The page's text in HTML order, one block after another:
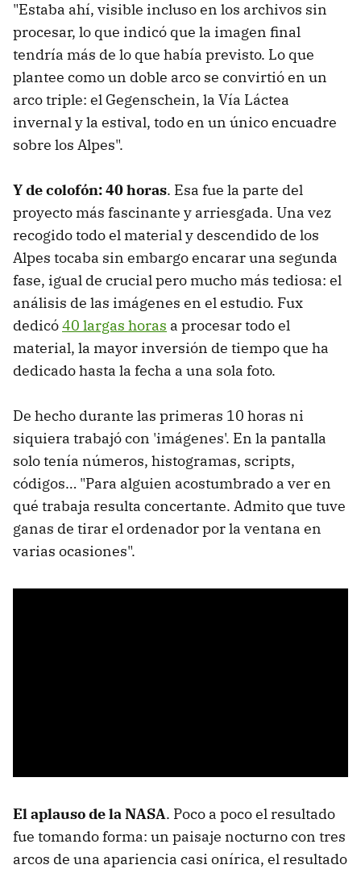
"Estaba ahí, visible incluso en los archivos sin
procesar, lo que indicó que la imagen final
tendría más de lo que había previsto. Lo que
plantee como un doble arco se convirtió en un
arco triple: el Gegenschein, la Vía Láctea
invernal y la estival, todo en un único encuadre
sobre los Alpes".
Y de colofón: 40 horas. Esa fue la parte del
proyecto más fascinante y arriesgada. Una vez
recogido todo el material y descendido de los
Alpes tocaba sin embargo encarar una segunda
fase, igual de crucial pero mucho más tediosa: el
análisis de las imágenes en el estudio. Fux
dedicó40 largas horas a procesar todo el
material, la mayor inversión de tiempo que ha
dedicado hasta la fecha a una sola foto.
De hecho durante las primeras 10 horas ni
siquiera trabajó con 'imágenes'. En la pantalla
solo tenía números, histogramas, scripts,
códigos… "Para alguien acostumbrado a ver en
qué trabaja resulta concertante. Admito que tuve
ganas de tirar el ordenador por la ventana en
varias ocasiones".
El aplauso de la NASA. Poco a poco el resultado
fue tomando forma: un paisaje nocturno con tres
arcos de una apariencia casi onírica, el resultado